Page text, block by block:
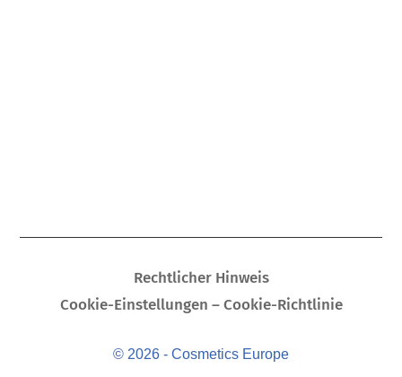
Rechtlicher Hinweis
Cookie-Einstellungen – Cookie-Richtlinie
© 2026 - Cosmetics Europe